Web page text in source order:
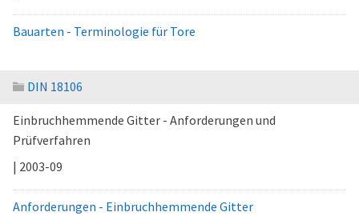
Bauarten - Terminologie für Tore
DIN 18106
Einbruchhemmende Gitter - Anforderungen und
Prüfverfahren
| 2003-09
Anforderungen - Einbruchhemmende Gitter